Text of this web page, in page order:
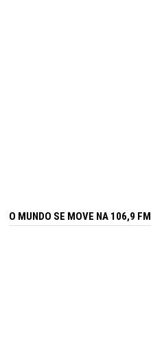
O MUNDO SE MOVE NA 106,9 FM